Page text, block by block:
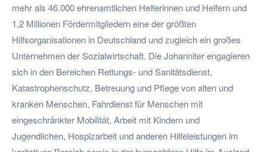
mehr als 46.000 ehrenamtlichen Helferinnen und Helfern und
1,2 Millionen Fördermitgliedern eine der größten
Hilfsorganisationen in Deutschland und zugleich ein großes
Unternehmen der Sozialwirtschaft. Die Johanniter engagieren
sich in den Bereichen Rettungs- und Sanitätsdienst,
Katastrophenschutz, Betreuung und Pflege von alten und
kranken Menschen, Fahrdienst für Menschen mit
eingeschränkter Mobilität, Arbeit mit Kindern und
Jugendlichen, Hospizarbeit und anderen Hilfeleistungen im